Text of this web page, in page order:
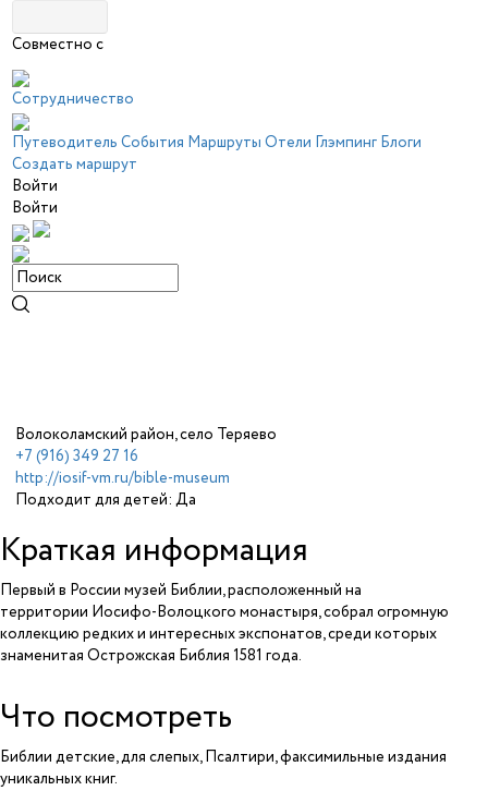
Совместно с
Сотрудничество
Путеводитель События Маршруты Отели Глэмпинг Блоги
Создать маршрут
Войти
Войти
Волоколамский район, село Теряево
+7 (916) 349 27 16
http://iosif-vm.ru/bible-museum
Подходит для детей: Да
Краткая информация
Первый в России музей Библии, расположенный на
территории Иосифо-Волоцкого монастыря, собрал огромную
коллекцию редких и интересных экспонатов, среди которых
знаменитая Острожская Библия 1581 года.
Что посмотреть
Библии детские, для слепых, Псалтири, факсимильные издания
уникальных книг.